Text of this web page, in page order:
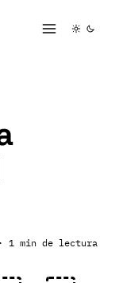
· 1 min de lectura